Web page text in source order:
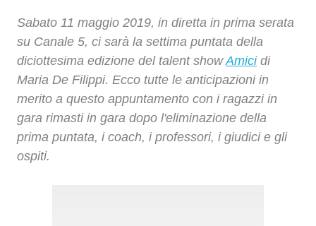
Sabato 11 maggio 2019, in diretta in prima serata
su Canale 5, ci sarà la settima puntata della
diciottesima edizione del talent showAmicidi
Maria De Filippi. Ecco tutte le anticipazioni in
merito a questo appuntamento con i ragazzi in
gara rimasti in gara dopo l'eliminazione della
prima puntata, i coach, i professori, i giudici e gli
ospiti.